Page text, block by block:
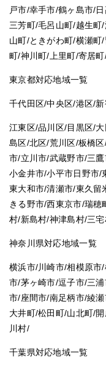
戸市/幸手市/鶴ヶ島市/
三芳町/毛呂山町/越生
山町/ときがわ町/横瀬町
町/神川町/上里町/寄居
東京都対応地域一覧
千代田区/中央区/港区/
江東区/品川区/目黒区/
島区/北区/荒川区/板橋
市/立川市/武蔵野市/三
小金井市/小平市日野市/
東大和市/清瀬市/東久留
きる野市/西東京市/瑞
村/新島村/神津島村/三
神奈川県対応地域一覧
横浜市/川崎市/相模原市
市/茅ヶ崎市/逗子市/三
市/座間市/南足柄市/綾
大井町/松田町/山北町/
川村/
千葉県対応地域一覧